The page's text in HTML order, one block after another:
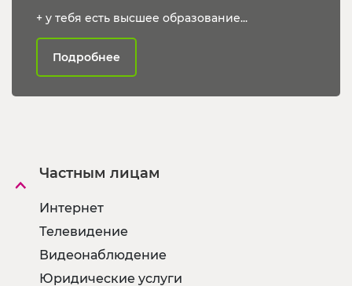
+ у тебя есть высшее образование...
Подробнее
Частным лицам
Интернет
Телевидение
Видеонаблюдение
Юридические услуги